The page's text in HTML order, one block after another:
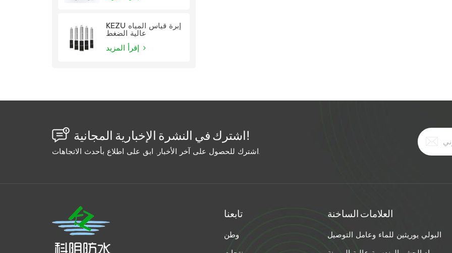
KEZU إبرة قياس المياه
عالية الضغط
اشترك في النشرة الإخبارية المجانية!
اشترك للحصول على آخر الأخبار. ابق على اطلاع بأحدث الاتجاهات.
تابعنا
وطن
العلامات الساخنة
البولي يوريثين للماء وعامل التوصيل